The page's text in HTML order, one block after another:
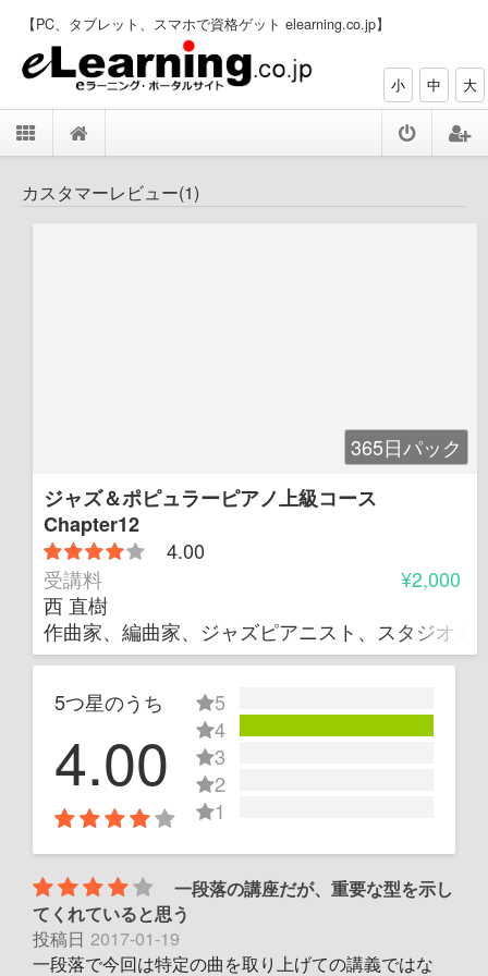
【PC、タブレット、スマホで資格ゲット elearning.co.jp】
小 中 大
カスタマーレビュー(1)
365日パック
ジャズ＆ポピュラーピアノ上級コース
Chapter12
4.00
受講料
¥2,000
西 直樹
作曲家、編曲家、ジャズピアニスト、スタジオミ
5つ星のうち
4.00
5
4
3
2
1
一段落の講座だが、重要な型を示し
てくれていると思う
投稿日 2017-01-19
一段落で今回は特定の曲を取り上げての講義ではな